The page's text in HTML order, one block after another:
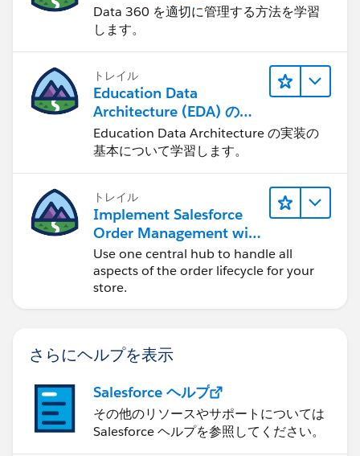
Data 360 を適切に管理する方法を学習
します。
トレイル
Education Data
Architecture (EDA) の管
理
Education Data Architecture の実装の
基本について学習します。
トレイル
Implement Salesforce
Order Management with
a B2B, B2C, or B2B2C
Commerce Store
Use one central hub to handle all
aspects of the order lifecycle for your
store.
さらにヘルプを表示
Salesforce ヘルプ
その他のリソースやサポートについては
Salesforce ヘルプを参照してください。